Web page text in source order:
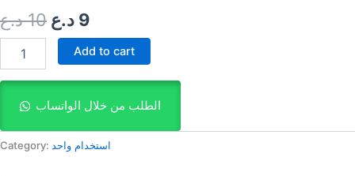
10 د.ع
9 د.ع
Add to cart
الطلب من خلال الواتساب
Category: استخدام واحد